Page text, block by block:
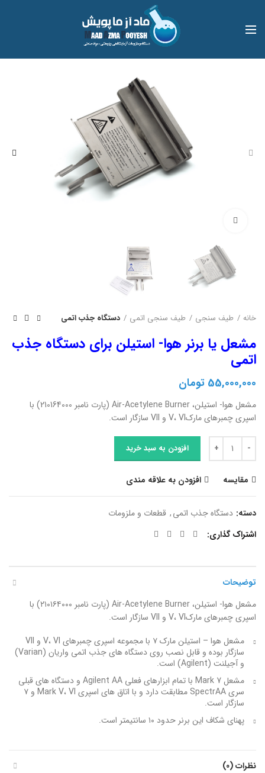
خانه طیف سنجی طیف سنجی اتمی دستگاه جذب اتمی
مشعل یا برنر هوا- استیلن برای دستگاه جذب
اتمی
55,000,000 تومان
مشعل هوا- استیلن، Air-Acetylene Burner (پارت نامبر 210164000) با
اسپری چمبرهای مارکV، VI و VII سازگار است.
مشعل یا برنر هوا- استیلن برای دستگاه جذب اتمی عدد
افزودن به سبد خرید
مقایسه افزودن به علاقه مندی
دسته: دستگاه جذب اتمی, قطعات و ملزومات
اشتراک گذاری
توضیحات
مشعل هوا- استیلن، Air-Acetylene Burner (پارت نامبر ۲۱۰۱۶۴۰۰۰) با
اسپری چمبرهای مارکV، VI و VII سازگار است.
مشعل هوا – استیلن مارک ۷ با مجموعه اسپری چمبرهای V، VI و VII
سازگار بوده و قابل نصب روی دستگاه های جذب اتمی واریان (Varian)
و آجیلنت (Agilent) است.
مشعل Mark 7 با تمام ابزارهای فعلی Agilent AA و دستگاه های قبلی
سری SpectrAA مطابقت دارد و با اتاق های اسپری Mark V، VI و ۷
سازگار است.
پهنای شکاف این برنر حدود ۱۰ سانتیمتر است.
نظرات (0)